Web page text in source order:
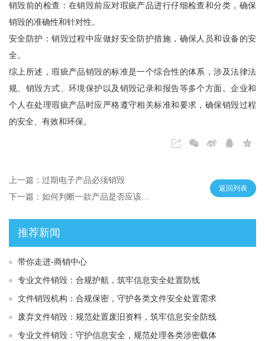
销毁前的检查：在销毁前应对瑕疵产品进行仔细检查和分类，确保
销毁的准确性和针对性。
安全防护：销毁过程中应做好安全防护措施，确保人员和设备的安
全。
综上所述，瑕疵产品销毁的标准是一个综合性的体系，涉及法律法
规、销毁方式、环境保护以及销毁记录和报告等多个方面。企业和
个人在处理瑕疵产品时应严格遵守相关标准和要求，确保销毁过程
的安全、有效和环保。
上一篇：过期电子产品必须销毁
返回列表
推荐新闻
带你走进-商销中心
专业文件销毁：合规护航，筑牢信息安全处置防线
文件销毁机构：合规保密，守护各类文件安全处置需求
废弃文件销毁：规范处置废旧资料，筑牢信息安全防线
专业文件销毁：守护信息安全，规范处理各类涉密载体